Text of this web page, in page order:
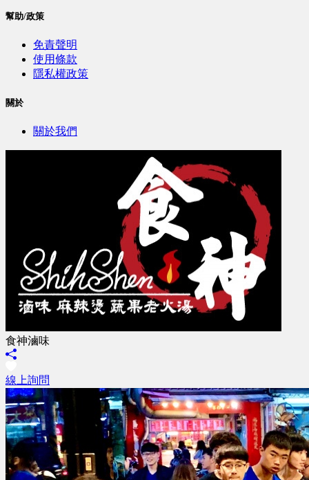
幫助/政策
免責聲明
使用條款
隱私權政策
關於
關於我們
食神滷味
線上詢問